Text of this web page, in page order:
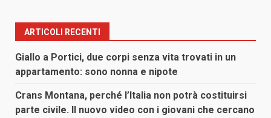
ARTICOLI RECENTI
Giallo a Portici, due corpi senza vita trovati in un
appartamento: sono nonna e nipote
Crans Montana, perché l’Italia non potrà costituirsi
parte civile. Il nuovo video con i giovani che cercano